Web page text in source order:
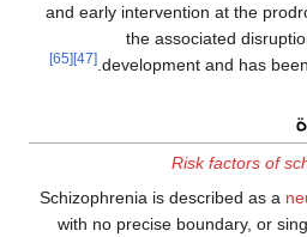
and early
the
Schizophrenia is
with no